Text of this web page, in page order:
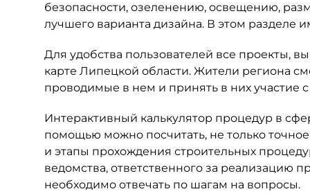
безопасности, озеленению, освещению,
лучшего варианта дизайна. В этом разделе
Для удобства пользователей все проекты,
карте Липецкой области. Жители региона
проводимые в нем и принять в них
Интерактивный калькулятор процедур в
помощью можно посчитать, не только
и этапы прохождения строительных
ведомства, ответственного за реализацию
необходимо отвечать по шагам на вопросы.